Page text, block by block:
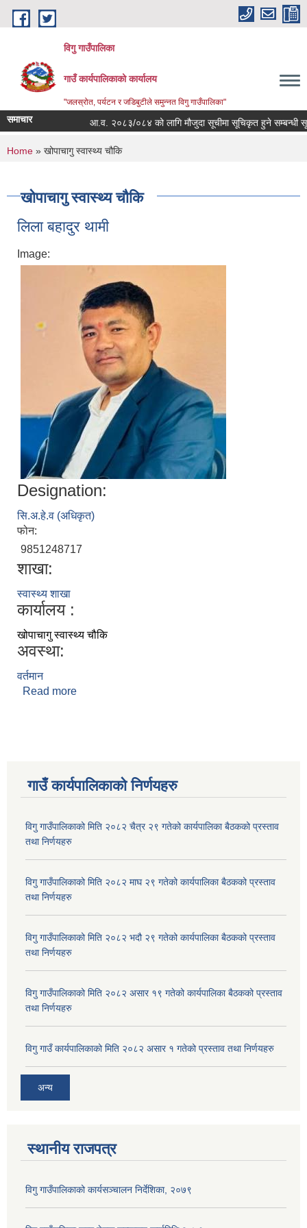
Skip to main content
विगु गाउँपालिका
गाउँ कार्यपालिकाको कार्यालय
"जलस्रोत, पर्यटन र जडिबुटीले समुन्नत विगु गाउँपालिका"
समाचार आ.व. २०८३/०८४ को लागि मौजुदा सूचीमा सूचिकृत हुने सम्बन्धी सूचना
You are here
Home » खोपाचागु स्वास्थ्य चौकि
खोपाचागु स्वास्थ्य चौकि
लिला बहादुर थामी
Image:
Designation:
सि.अ.हे.व (अधिकृत)
फोन:
9851248717
शाखा:
स्वास्थ्य शाखा
कार्यालय :
खोपाचागु स्वास्थ्य चौकि
अवस्था:
वर्तमान
Read more
गाउँ कार्यपालिकाकाे निर्णयहरु
विगु गाउँपालिकाको मिति २०८२ चैत्र २९ गतेको कार्यपालिका बैठकको प्रस्ताव
तथा निर्णयहरु
विगु गाउँपालिकाको मिति २०८२ माघ २९ गतेको कार्यपालिका बैठकको प्रस्ताव
तथा निर्णयहरु
विगु गाउँपालिकाको मिति २०८२ भदौ २९ गतेको कार्यपालिका बैठकको प्रस्ताव
तथा निर्णयहरु
विगु गाउँपालिकाको मिति २०८२ असार १९ गतेको कार्यपालिका बैठकको प्रस्ताव
तथा निर्णयहरु
विगु गाउँ कार्यपालिकाको मिति २०८२ असार १ गतेको प्रस्ताव तथा निर्णयहरु
अन्य
स्थानीय राजपत्र
विगु गाउँपालिकाको कार्यसञ्‍चालन निर्देशिका, २०७९